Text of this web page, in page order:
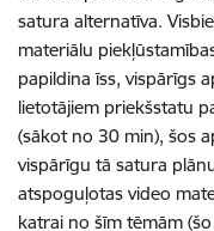
satura alternatīva.
materiālu
papildina īss, vispārīgs
lietotājiem priekšstatu
(sākot no 30 min), šos
vispārīgu tā satura
atspoguļotas video
katrai no šīm tēmām